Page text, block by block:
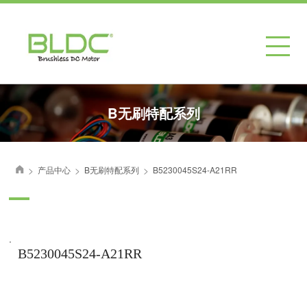
B无刷特配系列
首页
> 产品中心 > B无刷特配系列 > B5230045S24-A21RR
.
B5230045S24-A21RR